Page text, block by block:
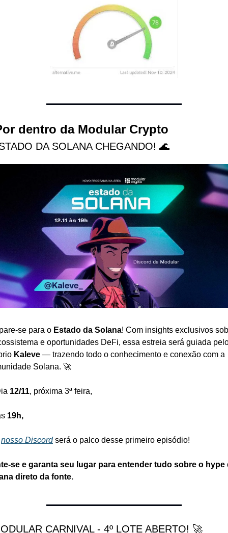
dentro da Modular Crypto
DA SOLANA CHEGANDO! 🌊
se para o Estado da Solana! Com insights exclusivos
e oportunidades DeFi, essa estreia será guiada
Kaleve — trazendo todo o conhecimento e conexão com a
Solana. 🚀
12/11, próxima 3ª feira,
19h,
nosso Discord será o palco desse primeiro episódio!
se e garanta seu lugar para entender tudo sobre o hype
direto da fonte.
CARNIVAL - 4º LOTE ABERTO! 🚀